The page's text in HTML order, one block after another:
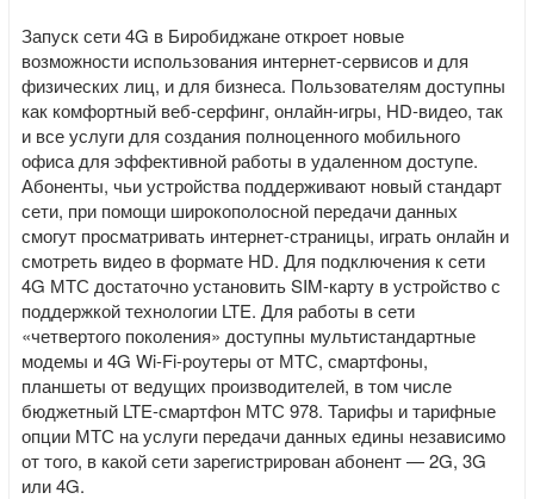
Запуск сети 4G в Биробиджане откроет новые
возможности использования интернет-сервисов и для
физических лиц, и для бизнеса. Пользователям доступны
как комфортный веб-серфинг, онлайн-игры, HD-видео, так
и все услуги для создания полноценного мобильного
офиса для эффективной работы в удаленном доступе.
Абоненты, чьи устройства поддерживают новый стандарт
сети, при помощи широкополосной передачи данных
смогут просматривать интернет-страницы, играть онлайн и
смотреть видео в формате HD. Для подключения к сети
4G МТС достаточно установить SIM-карту в устройство с
поддержкой технологии LTE. Для работы в сети
«четвертого поколения» доступны мультистандартные
модемы и 4G Wi-Fi-роутеры от МТС, смартфоны,
планшеты от ведущих производителей, в том числе
бюджетный LTE-смартфон МТС 978. Тарифы и тарифные
опции МТС на услуги передачи данных едины независимо
от того, в какой сети зарегистрирован абонент — 2G, 3G
или 4G.